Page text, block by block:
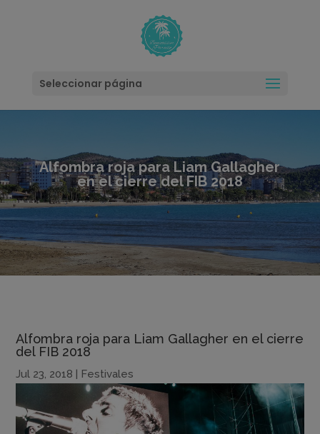
Seleccionar página
Alfombra roja para Liam Gallagher
en el cierre del FIB 2018
Alfombra roja para Liam Gallagher en el cierre
del FIB 2018
Jul 23, 2018 | Festivales